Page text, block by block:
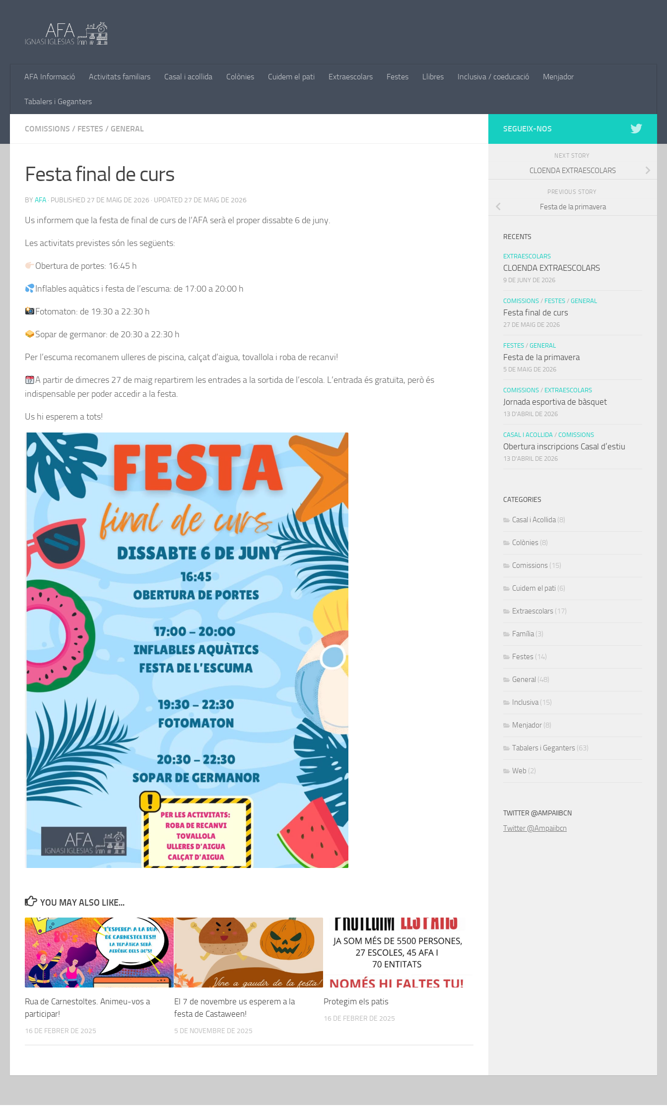
AFA Informació Activitats familiars Casal i acollida Colònies Cuidem el pati Extraescolars Festes Llibres Inclusiva / coeducació Menjador
Tabalers i Geganters
COMISSIONS / FESTES / GENERAL
Festa final de curs
BY AFA · PUBLISHED 27 DE MAIG DE 2026 · UPDATED 27 DE MAIG DE 2026
Us informem que la festa de final de curs de l’AFA serà el proper dissabte 6 de juny.
Les activitats previstes són les següents:
Obertura de portes: 16:45 h
Inflables aquàtics i festa de l’escuma: de 17:00 a 20:00 h
Fotomaton: de 19:30 a 22:30 h
Sopar de germanor: de 20:30 a 22:30 h
Per l’escuma recomanem ulleres de piscina, calçat d’aigua, tovallola i roba de recanvi!
A partir de dimecres 27 de maig repartirem les entrades a la sortida de l’escola. L’entrada és gratuïta, però és
indispensable per poder accedir a la festa.
Us hi esperem a tots!
YOU MAY ALSO LIKE...
Rua de Carnestoltes. Animeu-vos a
participar!
16 DE FEBRER DE 2025
El 7 de novembre us esperem a la
festa de Castaween!
5 DE NOVEMBRE DE 2025
Protegim els patis
16 DE FEBRER DE 2025
SEGUEIX-NOS
NEXT STORY
CLOENDA EXTRAESCOLARS
PREVIOUS STORY
Festa de la primavera
RECENTS
EXTRAESCOLARS
CLOENDA EXTRAESCOLARS
9 DE JUNY DE 2026
COMISSIONS / FESTES / GENERAL
Festa final de curs
27 DE MAIG DE 2026
FESTES / GENERAL
Festa de la primavera
5 DE MAIG DE 2026
COMISSIONS / EXTRAESCOLARS
Jornada esportiva de bàsquet
13 D'ABRIL DE 2026
CASAL I ACOLLIDA / COMISSIONS
Obertura inscripcions Casal d’estiu
13 D'ABRIL DE 2026
CATEGORIES
Casal i Acollida(8)
Colònies (8)
Comissions (15)
Cuidem el pati (6)
Extraescolars (17)
Família(3)
Festes (14)
General (48)
Inclusiva(15)
Menjador (8)
Tabalers i Geganters (63)
Web (2)
TWITTER @AMPAIIBCN
Twitter @Ampaiibcn